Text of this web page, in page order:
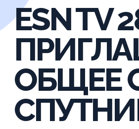
ESN TV
ОБЩЕЕ